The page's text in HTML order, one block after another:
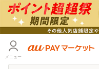
メニュー